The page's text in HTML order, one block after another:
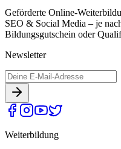
Geförderte Online-
SEO & Social Media – je
Bildungsgutschein oder
Newsletter
Weiterbildung